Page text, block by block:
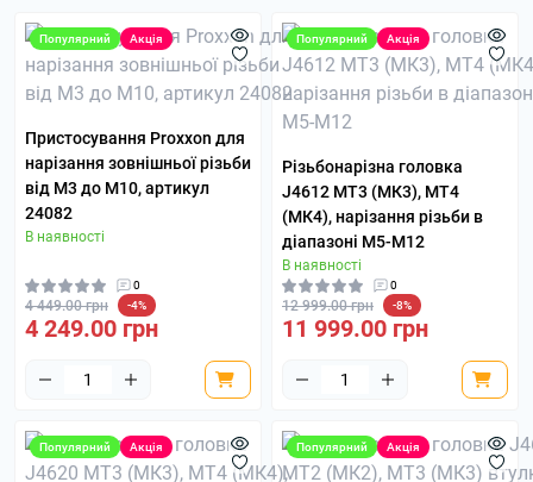
Популярний Акція
Пристосування Proxxon для
нарізання зовнішньої різьби
від М3 до М10, артикул
24082
В наявності
0
4 449.00 грн -4%
4 249.00 грн
Популярний Акція
Різьбонарізна головка
J4612 MT3 (МК3), MT4
(МК4), нарізання різьби в
діапазоні М5-М12
В наявності
0
12 999.00 грн -8%
11 999.00 грн
Популярний Акція Популярний Акція